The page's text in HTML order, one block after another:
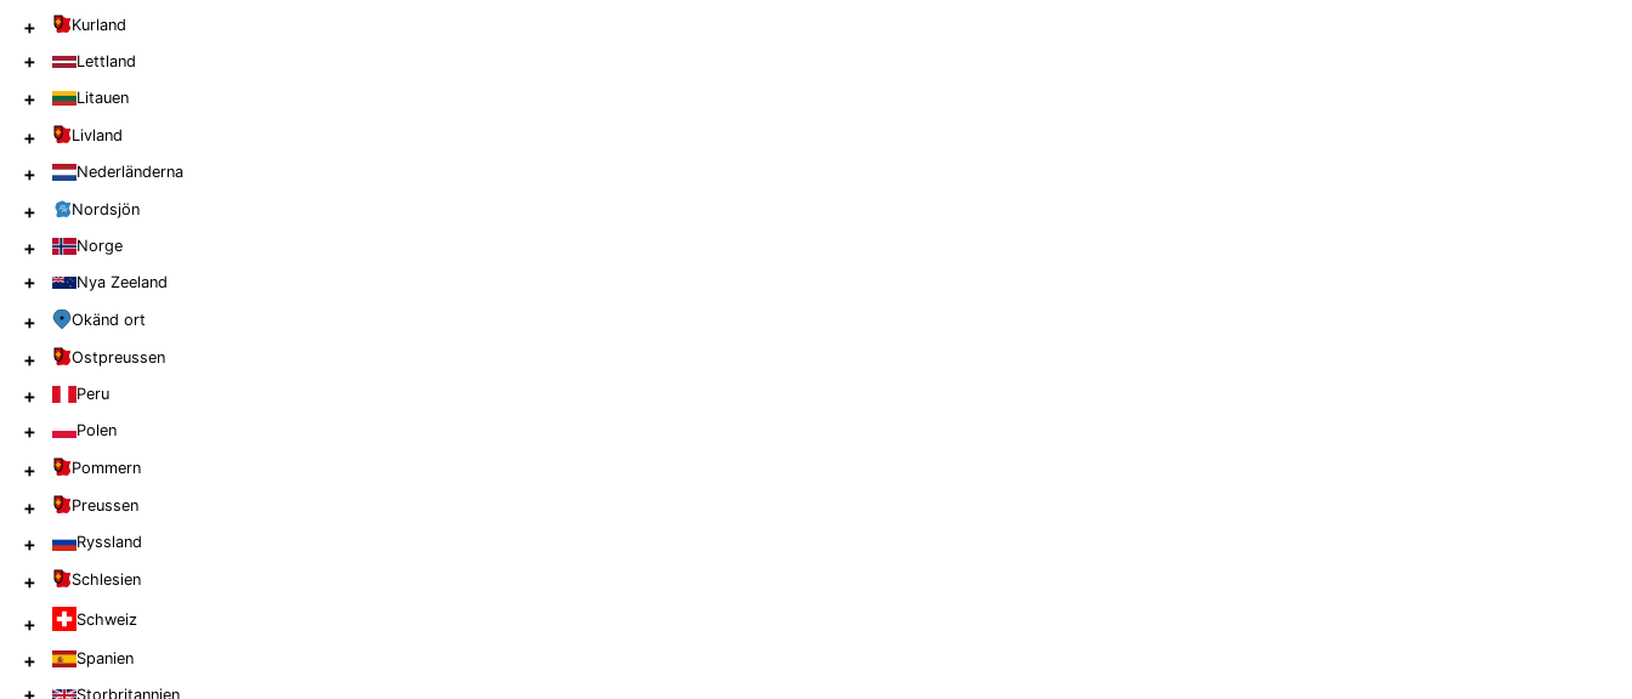
+ Kurland
+ Lettland
+ Litauen
+ Livland
+ Nederländerna
+ Nordsjön
+ Norge
+ Nya Zeeland
+ Okänd ort
+ Ostpreussen
+ Peru
+ Polen
+ Pommern
+ Preussen
+ Ryssland
+ Schlesien
+ Schweiz
+ Spanien
+ Storbritannien